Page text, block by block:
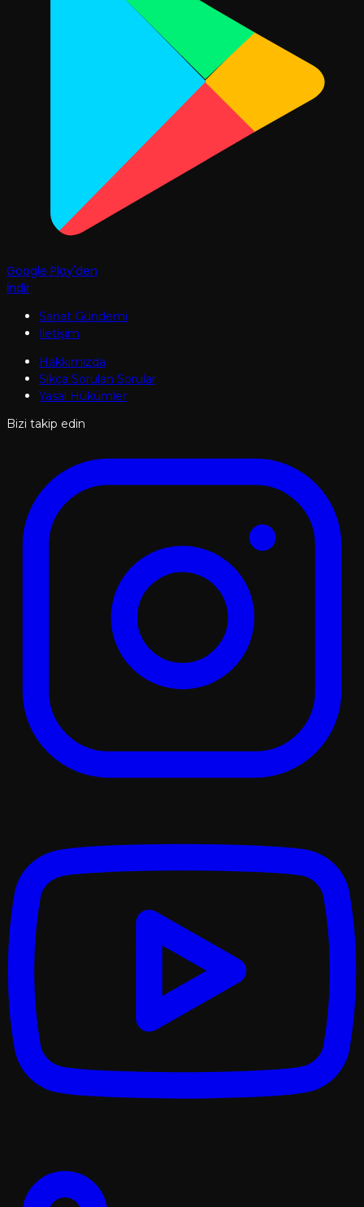
Google Play'den
İndir
Sanat Gündemi
İletişim
Hakkımızda
Sıkça Sorulan Sorular
Yasal Hükümler
Bizi takip edin